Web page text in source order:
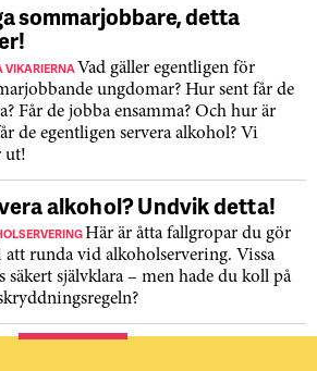
sommarjobbare, detta
VIKARIERNAVad gäller egentligen för
ungdomar? Hur sent får de
Får de jobba ensamma? Och hur är
de egentligen servera alkohol? Vi
ut!
alkohol? Undvik detta!
Här är åtta fallgropar du gör
att runda vid alkoholservering. Vissa
säkert självklara – men hade du koll på